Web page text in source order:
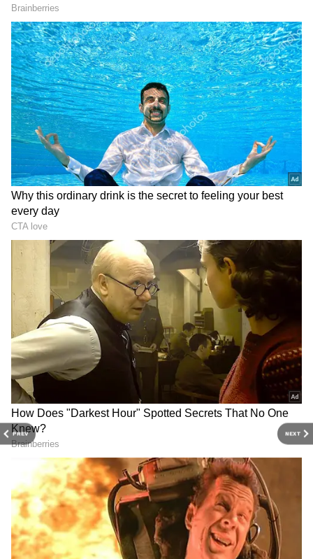
PREV NEXT
Image Credit :Socialmedia
కాటన్ క్లాత్, టిష్యూ వాడకం
అల్లంపై ఉండే తేమ వల్లే అది త్వరగా పాడవుతుంది.
అందుకే అల్లాన్ని కొన్న వెంటనే శుభ్రంగా కడిగి, పూర్తిగా
ఆరబెట్టాలి. తర్వాత ఒక టిష్యూ లేదా మెత్తని కాటన్ క్లాత్‌లో
చుట్టి, గాలి చొరబడని డబ్బాలో పెట్టి ఫ్రిజ్‌లో ఉంచాలి. ఇలా
చేస్తే అల్లం చాలా రోజులవరకు తాజాగా ఉంటుంది.
Related Articles
Cooler: మీ ఇంట్లో చిన్నపిల్లలు ఉన్నారా? కూలర్
వాడేటప్పుడు ఈ విషయాలు తెలియకపోతే ప్రమాదమే!